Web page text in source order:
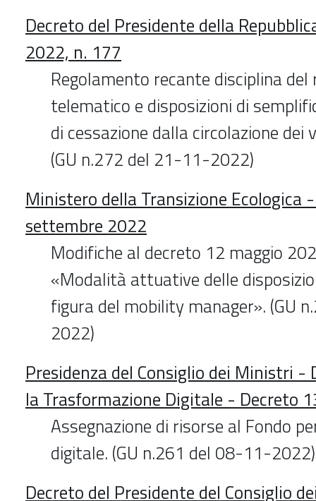
Decreto del Presidente della
2022, n. 177
Regolamento recante disciplina
telematico e disposizioni di
di cessazione dalla circolazione dei
(GU n.272 del 21-11-2022)
Ministero della Transizione Ecologica
settembre 2022
Modifiche al decreto 12 maggio
«Modalità attuative delle
figura del mobility manager». (GU
2022)
Presidenza del Consiglio dei Ministri
la Trasformazione Digitale - Decreto
Assegnazione di risorse al Fondo
digitale. (GU n.261 del 08-11-2022)
Decreto del Presidente del Consiglio